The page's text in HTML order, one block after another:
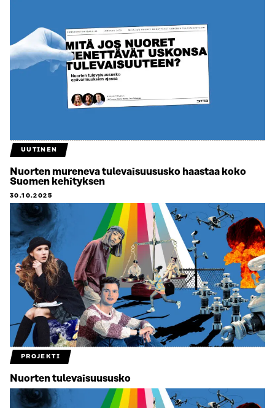
UUTINEN
Nuorten mureneva tulevaisuususko haastaa koko
Suomen kehityksen
30.10.2025
PROJEKTI
Nuorten tulevaisuususko